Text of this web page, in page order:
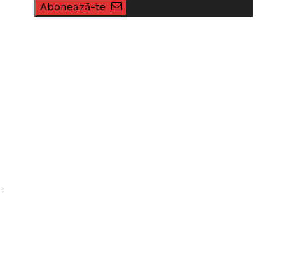
Abonează-te